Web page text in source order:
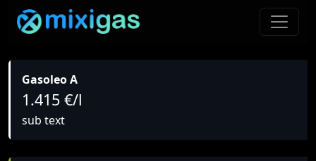
Gasoleo A
1.415 €/l
sub text